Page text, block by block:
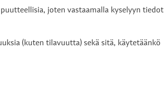
joten vastaamalla kyselyyn tiedot
(kuten tilavuutta) sekä sitä, käytetäänkö